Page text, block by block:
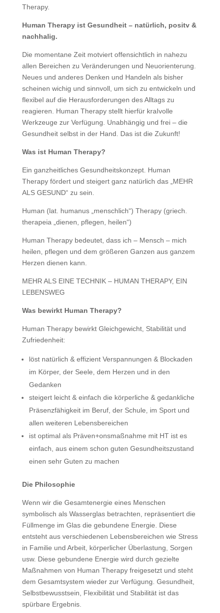
Therapy.
Human Therapy ist Gesundheit – natürlich, positv &
nachhalig.
Die momentane Zeit motviert offensichtlich in nahezu
allen Bereichen zu Veränderungen und Neuorienterung.
Neues und anderes Denken und Handeln als bisher
scheinen wichig und sinnvoll, um sich zu entwickeln und
flexibel auf die Herausforderungen des Alltags zu
reagieren. Human Therapy stellt hierfür kraIvolle
Werkzeuge zur Verfügung. Unabhängig und frei – die
Gesundheit selbst in der Hand. Das ist die Zukunft!
Was ist Human Therapy?
Ein ganzheitliches Gesundheitskonzept. Human
Therapy fördert und steigert ganz natürlich das „MEHR
ALS GESUND“ zu sein.
Human (lat. humanus „menschlich“) Therapy (griech.
therapeia „dienen, pflegen, heilen“)
Human Therapy bedeutet, dass ich – Mensch – mich
heilen, pflegen und dem größeren Ganzen aus ganzem
Herzen dienen kann.
MEHR ALS EINE TECHNIK – HUMAN THERAPY, EIN
LEBENSWEG
Was bewirkt Human Therapy?
Human Therapy bewirkt Gleichgewicht, Stabilität und
Zufriedenheit:
löst natürlich & effizient Verspannungen & Blockaden
im Körper, der Seele, dem Herzen und in den
Gedanken
steigert leicht & einfach die körperliche & gedankliche
Präsenzfähigkeit im Beruf, der Schule, im Sport und
allen weiteren Lebensbereichen
ist optimal als Präven+onsmaßnahme mit HT ist es
einfach, aus einem schon guten Gesundheitszustand
einen sehr Guten zu machen
Die Philosophie
Wenn wir die Gesamtenergie eines Menschen
symbolisch als Wasserglas betrachten, repräsentiert die
Füllmenge im Glas die gebundene Energie. Diese
entsteht aus verschiedenen Lebensbereichen wie Stress
in Familie und Arbeit, körperlicher Überlastung, Sorgen
usw. Diese gebundene Energie wird durch gezielte
Maßnahmen von Human Therapy freigesetzt und steht
dem Gesamtsystem wieder zur Verfügung. Gesundheit,
Selbstbewusstsein, Flexibilität und Stabilität ist das
spürbare Ergebnis.